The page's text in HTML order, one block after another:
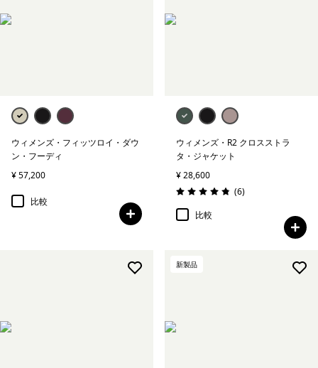
ウィメンズ・フィッツロイ・ダウ
ン・フーディ
¥ 57,200
比較
ウィメンズ・R2 クロスストラ
タ・ジャケット
¥ 28,600
評価: 4.8 / 5
(6レビュー
)
比較
新製品